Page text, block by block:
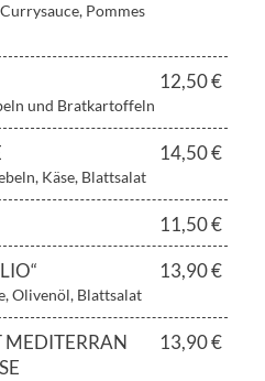
Pommes
12,50 €
und Bratkartoffeln
14,50 €
Käse, Blattsalat
11,50 €
13,90 €
Olivenöl, Blattsalat
13,90 €